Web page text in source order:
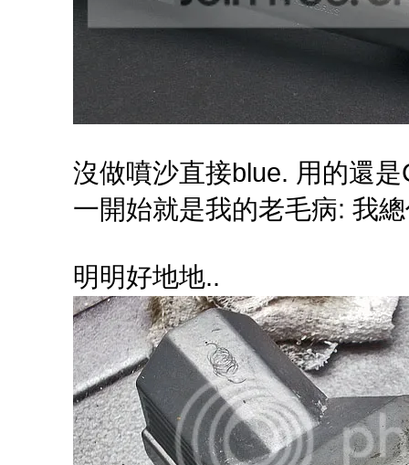
沒做噴沙直接blue. 用的還
一開始就是我的老毛病: 我
明明好地地..